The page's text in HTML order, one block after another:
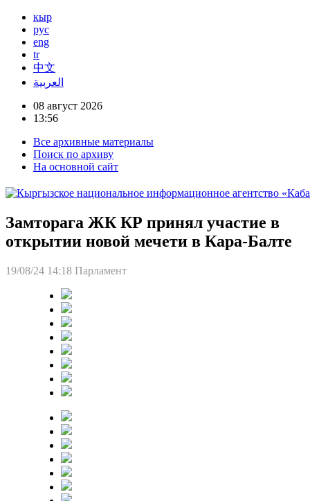
кыр
рус
eng
tr
中文
العربية
08 август 2026
13:56
Все архивные материалы
Поиск по архиву
На основной сайт
Замторага ЖК КР принял участие в
открытии новой мечети в Кара-Балте
19/08/24 14:18 Парламент